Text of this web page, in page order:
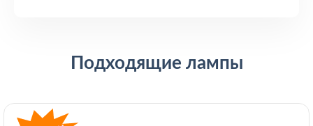
Подходящие лампы